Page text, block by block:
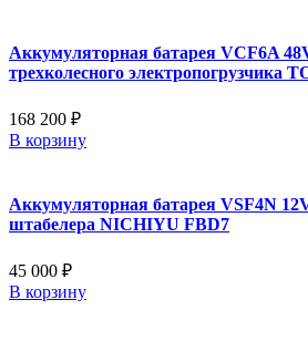
Аккумуляторная батарея VCF6A
трехколесного электропогрузчика
168 200 ₽
В корзину
Аккумуляторная батарея VSF4N
штабелера NICHIYU FBD7
45 000 ₽
В корзину